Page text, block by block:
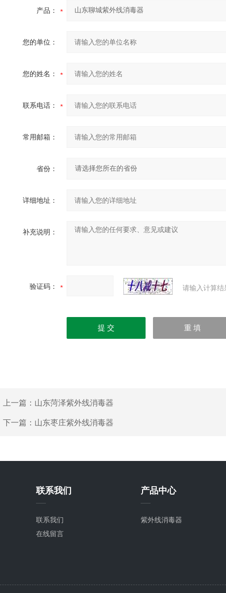
产品：
您的单位：
您的姓名：
联系电话：
常用邮箱：
省份：
详细地址：
补充说明：
验证码： 请输入计算
上一篇： 山东菏泽紫外线消毒器
下一篇： 山东枣庄紫外线消毒器
联系我们
联系我们
在线留言
产品中心
紫外线消毒器